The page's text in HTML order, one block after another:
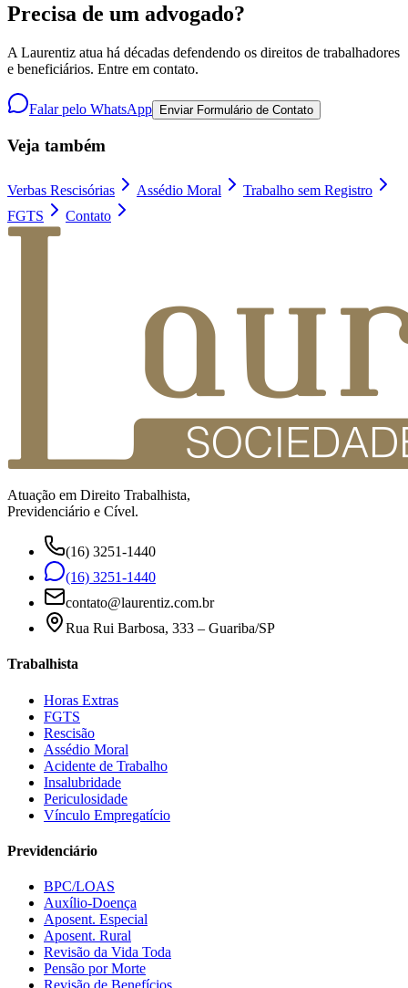
Precisa de um advogado?
A Laurentiz atua há décadas defendendo os direitos de trabalhadores
e beneficiários. Entre em contato.
Falar pelo WhatsApp Enviar Formulário de Contato
Veja também
Verbas Rescisórias Assédio Moral
Trabalho sem Registro
FGTS
Contato
Atuação em Direito Trabalhista,
Previdenciário e Cível.
(16) 3251-1440
(16) 3251-1440
contato@laurentiz.com.br
Rua Rui Barbosa, 333 – Guariba/SP
Trabalhista
Horas Extras
FGTS
Rescisão
Assédio Moral
Acidente de Trabalho
Insalubridade
Periculosidade
Vínculo Empregatício
Previdenciário
BPC/LOAS
Auxílio-Doença
Aposent. Especial
Aposent. Rural
Revisão da Vida Toda
Pensão por Morte